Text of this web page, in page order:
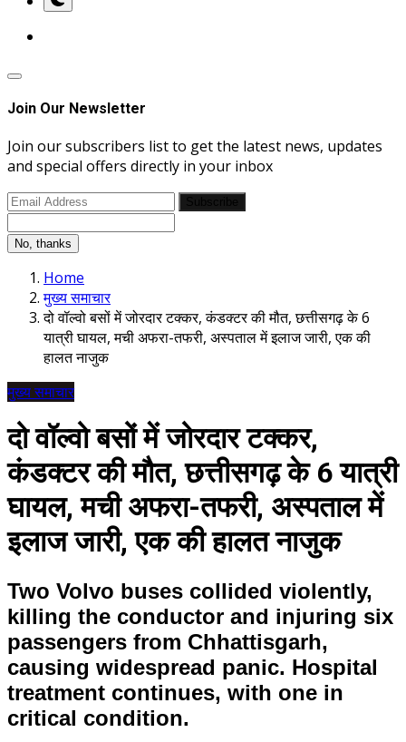
Join Our Newsletter
Join our subscribers list to get the latest news, updates
and special offers directly in your inbox
No, thanks
Home
मुख्य समाचार
दो वॉल्वो बसों में जोरदार टक्कर, कंडक्टर की मौत, छत्तीसगढ़ के 6
यात्री घायल, मची अफरा-तफरी, अस्पताल में इलाज जारी, एक की
हालत नाजुक
मुख्य समाचार
दो वॉल्वो बसों में जोरदार टक्कर,
कंडक्टर की मौत, छत्तीसगढ़ के 6 यात्री
घायल, मची अफरा-तफरी, अस्पताल में
इलाज जारी, एक की हालत नाजुक
Two Volvo buses collided violently,
killing the conductor and injuring six
passengers from Chhattisgarh,
causing widespread panic. Hospital
treatment continues, with one in
critical condition.